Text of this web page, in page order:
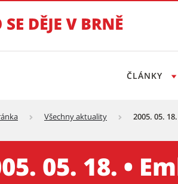
18. •
ČLÁNKY
Všechny aktuality 2005. 05.
05. 18. •